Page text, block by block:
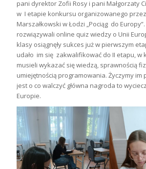
pani dyrektor Zofii Rosy i pani Małgorzaty
w I etapie konkursu organizowanego
Marszałkowski w Łodzi „Pociąg do
rozwiązywali online quiz wiedzy o Unii
klasy osiągnęły sukces już w pierwszym
udało im się zakwalifikować do II etapu, w
musieli wykazać się wiedzą, sprawnością
umiejętnością programowania. Życzymy
jest o co walczyć główna nagroda to
Europie.